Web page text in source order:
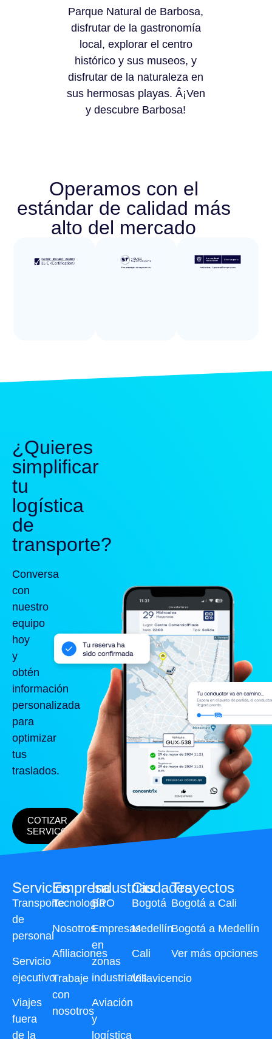
Parque Natural de Barbosa,
disfrutar de la gastronomía
local, explorar el centro
histórico y sus museos, y
disfrutar de la naturaleza en
sus hermosas playas. Â¡Ven
y descubre Barbosa!
Operamos con el
estándar de calidad más
alto del mercado
¿Quieres
simplificar
tu
logística
de
transporte?
Conversa
con
nuestro
equipo
hoy
y
obtén
información
personalizada
para
optimizar
tus
traslados.
COTIZAR
SERVICO
Servicios
Transporte
de
personal
Servicio
ejecutivo
Viajes
fuera
de la
Industrias
BPO
Empresas
en
zonas
industriales
Aviación
y
logística
Ciudades
Bogotá
Medellín
Cali
Villavicencio
Trayectos
Bogotá a Cali
Bogotá a Medellín
Ver más opciones
Empresa
Tecnología
Nosotros
Afiliaciones
Trabaje
con
nosotros